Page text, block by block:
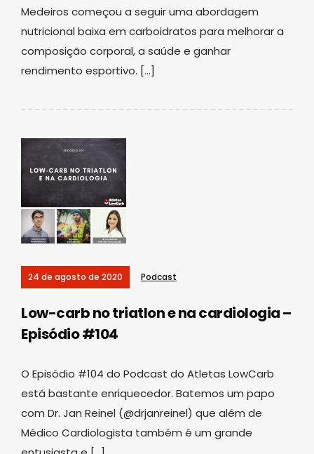
Medeiros começou a seguir uma abordagem
nutricional baixa em carboidratos para melhorar a
composição corporal, a saúde e ganhar
rendimento esportivo. […]
24 de agosto de 2020 Podcast
Low-carb no triatlon e na cardiologia –
Episódio #104
O Episódio #104 do Podcast do Atletas LowCarb
está bastante enriquecedor. Batemos um papo
com Dr. Jan Reinel (@drjanreinel) que além de
Médico Cardiologista também é um grande